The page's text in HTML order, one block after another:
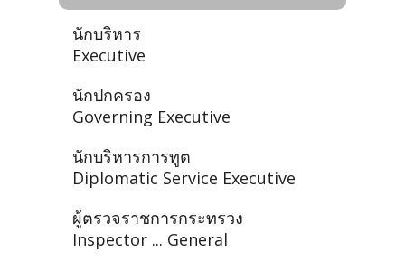
นักบริหาร
Executive
นักปกครอง
Governing Executive
นักบริหารการทูต
Diplomatic Service Executive
ผู้ตรวจราชการกระทรวง
Inspector ... General